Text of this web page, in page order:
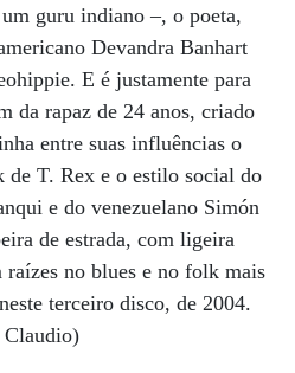
guru indiano –, o poeta,
Devandra Banhart
E é justamente para
da rapaz de 24 anos, criado
entre suas influências o
T. Rex e o estilo social do
e do venezuelano Simón
de estrada, com ligeira
raízes no blues e no folk mais
terceiro disco, de 2004.
Claudio)